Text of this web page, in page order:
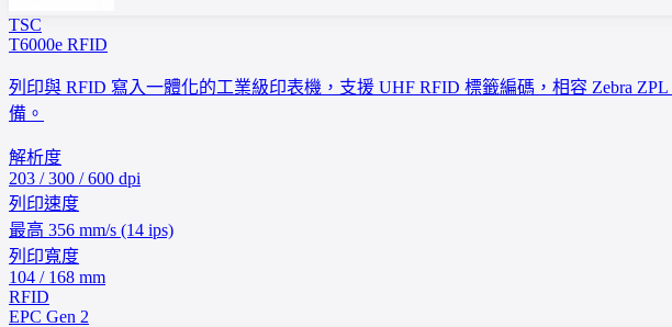
TSC
T6000e RFID
列印與 RFID 寫入一體化的工業級印表機，支援 UHF RFID 標籤編碼，相容 Zebra
備。
解析度
203 / 300 / 600 dpi
列印速度
最高 356 mm/s (14 ips)
列印寬度
104 / 168 mm
RFID
EPC Gen 2